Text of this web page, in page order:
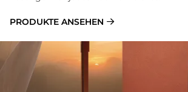
PRODUKTE ANSEHEN